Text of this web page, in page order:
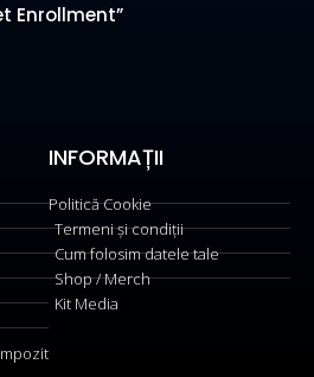
Enrollment”
INFORMAȚII
Politică Cookie
Termeni și condiții
Cum folosim datele tale
Shop / Merch
Kit Media